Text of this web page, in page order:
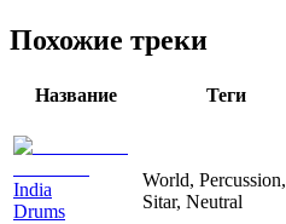
Похожие треки
Название Теги
India
Drums
World, Percussion,
Sitar, Neutral